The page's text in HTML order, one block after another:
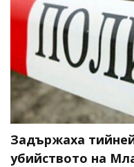
Задържаха
убийството на